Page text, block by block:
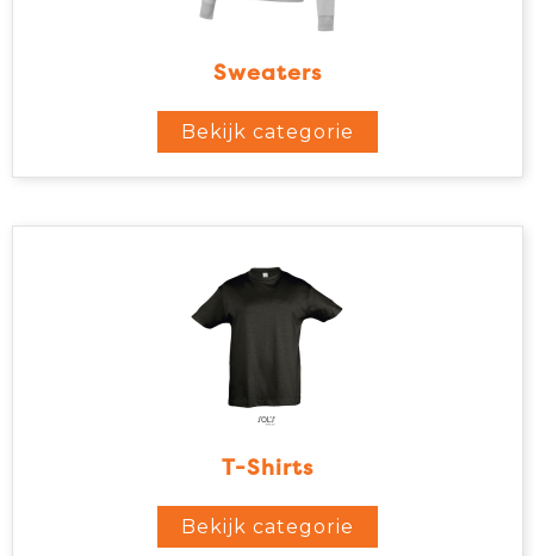
Sweaters
Bekijk categorie
T-Shirts
Bekijk categorie